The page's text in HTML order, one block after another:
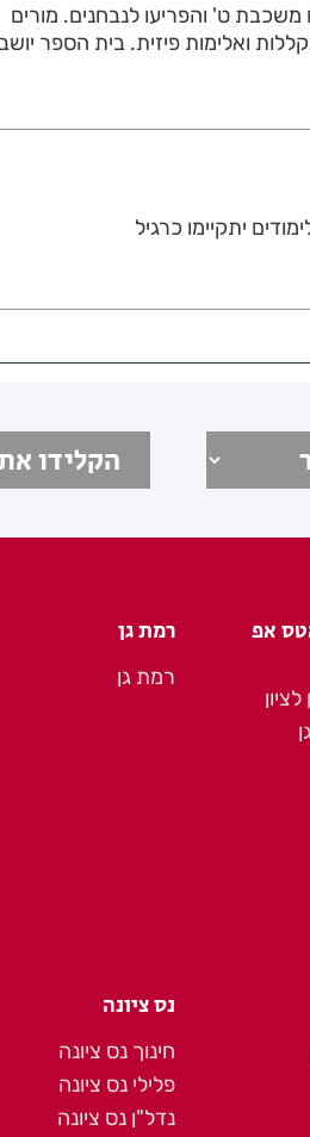
משכבת ט' והפריעו לנבחנים. מורים
ואלימות פיזית. בית הספר
יתקיימו כרגיל
אפ רמת גן
רמת גן
נס ציונה
חינוך נס ציונה
פלילי נס ציונה
נדל"ן נס ציונה